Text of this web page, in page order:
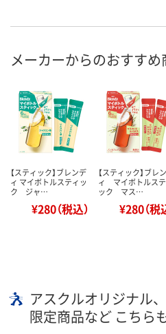
メーカーからのおすすめ
【スティック】ブレンデ
ィ マイボトルスティッ
ク ジャ…
¥280（税込）
【スティック】ブレ
ィ マイボトルステ
ック マス…
¥280（税
アスクルオリジナル、
限定商品など こちら